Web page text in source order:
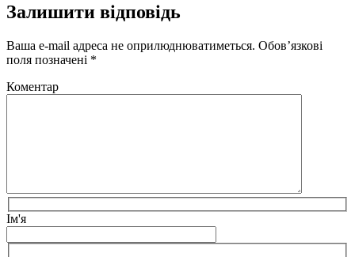
Залишити відповідь
Ваша e-mail адреса не оприлюднюватиметься. Обов’язкові
поля позначені *
Коментар
Ім'я